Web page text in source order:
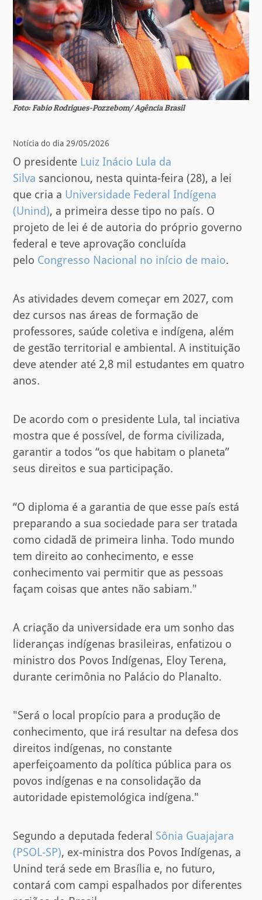
Foto: Fabio Rodrigues-Pozzebom/ Agência Brasil
Notícia do dia 29/05/2026
O presidente Luiz Inácio Lula da
Silva sancionou, nesta quinta-feira (28), a lei
que cria a Universidade Federal Indígena
(Unind), a primeira desse tipo no país. O
projeto de lei é de autoria do próprio governo
federal e teve aprovação concluída
pelo Congresso Nacional no início de maio.
As atividades devem começar em 2027, com
dez cursos nas áreas de formação de
professores, saúde coletiva e indígena, além
de gestão territorial e ambiental. A instituição
deve atender até 2,8 mil estudantes em quatro
anos.
De acordo com o presidente Lula, tal inciativa
mostra que é possível, de forma civilizada,
garantir a todos “os que habitam o planeta”
seus direitos e sua participação.
“O diploma é a garantia de que esse país está
preparando a sua sociedade para ser tratada
como cidadã de primeira linha. Todo mundo
tem direito ao conhecimento, e esse
conhecimento vai permitir que as pessoas
façam coisas que antes não sabiam."
A criação da universidade era um sonho das
lideranças indígenas brasileiras, enfatizou o
ministro dos Povos Indígenas, Eloy Terena,
durante cerimônia no Palácio do Planalto.
"Será o local propício para a produção de
conhecimento, que irá resultar na defesa dos
direitos indígenas, no constante
aperfeiçoamento da política pública para os
povos indígenas e na consolidação da
autoridade epistemológica indígena."
Segundo a deputada federal Sônia Guajajara
(PSOL-SP), ex-ministra dos Povos Indígenas, a
Unind terá sede em Brasília e, no futuro,
contará com campi espalhados por diferentes